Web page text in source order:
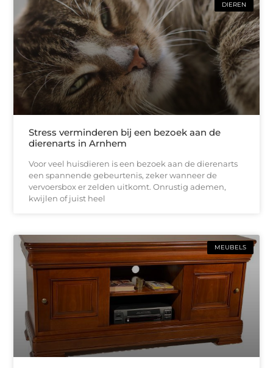
DIEREN
Stress verminderen bij een bezoek aan de
dierenarts in Arnhem
Voor veel huisdieren is een bezoek aan de dierenarts
een spannende gebeurtenis, zeker wanneer de
vervoersbox er zelden uitkomt. Onrustig ademen,
kwijlen of juist heel
MEUBELS